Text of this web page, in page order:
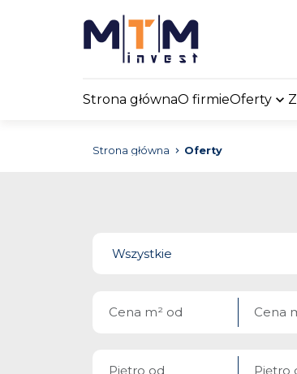
Strona głównaO firmieOferty
Strona główna Oferty